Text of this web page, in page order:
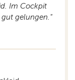
Im Cockpit
gelungen."